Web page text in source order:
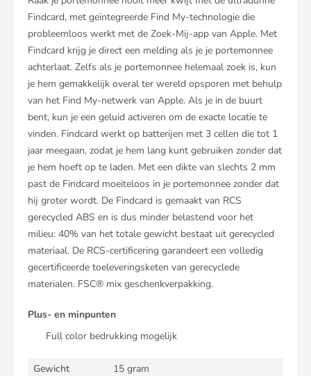
Findcard, met geïntegreerde Find My-technologie die
probleemloos werkt met de Zoek-Mij-app van Apple. Met
Findcard krijg je direct een melding als je je portemonnee
achterlaat. Zelfs als je portemonnee helemaal zoek is, kun
je hem gemakkelijk overal ter wereld opsporen met behulp
van het Find My-netwerk van Apple. Als je in de buurt
bent, kun je een geluid activeren om de exacte locatie te
vinden. Findcard werkt op batterijen met 3 cellen die tot 1
jaar meegaan, zodat je hem lang kunt gebruiken zonder dat
je hem hoeft op te laden. Met een dikte van slechts 2 mm
past de Findcard moeiteloos in je portemonnee zonder dat
hij groter wordt. De Findcard is gemaakt van RCS
gerecycled ABS en is dus minder belastend voor het
milieu: 40% van het totale gewicht bestaat uit gerecycled
materiaal. De RCS-certificering garandeert een volledig
gecertificeerde toeleveringsketen van gerecyclede
materialen. FSC® mix geschenkverpakking.
Plus- en minpunten
Full color bedrukking mogelijk
Gewicht
15 gram